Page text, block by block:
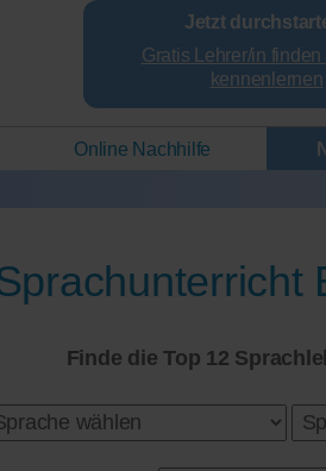
Jetzt
Gratis Lehrer/in
kennenlernen
Online Nachhilfe
Finde die Top 12